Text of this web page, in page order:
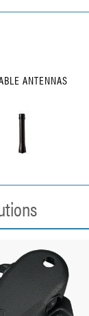
ANTENNAS